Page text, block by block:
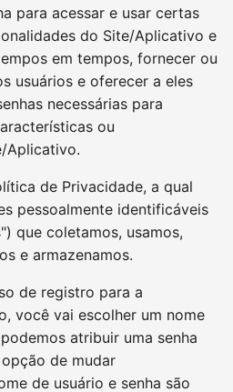
para acessar e usar certas
do Site/Aplicativo e
em tempos, fornecer ou
usuários e oferecer a eles
necessárias para
ou
Aplicativo.
de Privacidade, a qual
pessoalmente identificáveis
que coletamos, usamos,
e armazenamos.
de registro para a
você vai escolher um nome
atribuir uma senha
de mudar
de usuário e senha são